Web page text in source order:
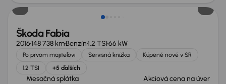
Škoda Fabia
2016148 738 kmBenzín1.2 TSI66 kW
Po prvom majiteľovi Servisná knižka
Kúpené nové v SR
1.2 TSI
+5 ďalších
Mesačná splátka Akciová cena na úver